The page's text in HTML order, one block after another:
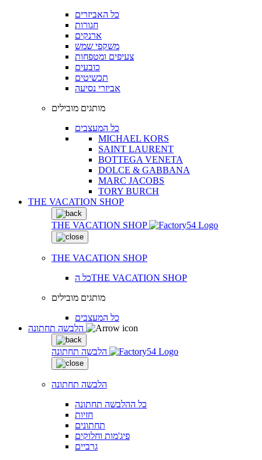
כל האביזרים
חגורות
ארנקים
משקפי שמש
צעיפים ומטפחות
כובעים
תכשיטים
אביזרי נסיעה
מותגים מובילים
כל המעצבים
MICHAEL KORS
SAINT LAURENT
BOTTEGA VENETA
DOLCE & GABBANA
MARC JACOBS
TORY BURCH
THE VACATION SHOP
THE VACATION SHOP
THE VACATION SHOP
כל הTHE VACATION SHOP
מותגים מובילים
כל המעצבים
הלבשה תחתונה
הלבשה תחתונה
כל ההלבשה תחתונה
חזיות
תחתונים
פיג'מות וחלוקים
גרביים